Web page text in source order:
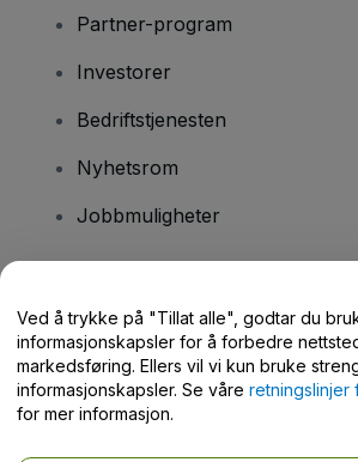
Partner-program
Investorer
Bedriftstjenesten
Nyhetsrom
Jobbmuligheter
Hjelpesenter / kontakt oss
Ved å trykke på "Tillat alle", godtar du
informasjonskapsler for å forbedre
markedsføring. Ellers vil vi kun bruke
informasjonskapsler. Se våre retningslinjer
for mer informasjon.